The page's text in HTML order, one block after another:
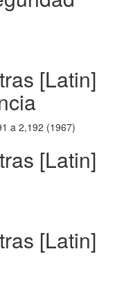
[Latin]
a 2,192 (1967)
[Latin]
[Latin]